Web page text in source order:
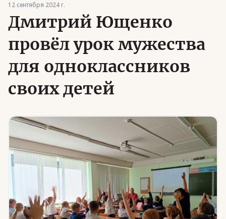
12 сентября 2024 г.
Дмитрий Ющенко
провёл урок мужества
для одноклассников
своих детей
Контакты
Стать членом Ассоциации ветеранов СВО
Ассоциация в субъектах России
Частые вопросы
Юридическая помощь
Региональные меры поддержки